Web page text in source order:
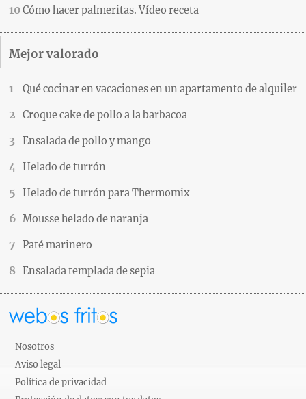
Cómo hacer palmeritas. Vídeo receta
Mejor valorado
Qué cocinar en vacaciones en un apartamento de alquiler
Croque cake de pollo a la barbacoa
Ensalada de pollo y mango
Helado de turrón
Helado de turrón para Thermomix
Mousse helado de naranja
Paté marinero
Ensalada templada de sepia
Nosotros
Aviso legal
Política de privacidad